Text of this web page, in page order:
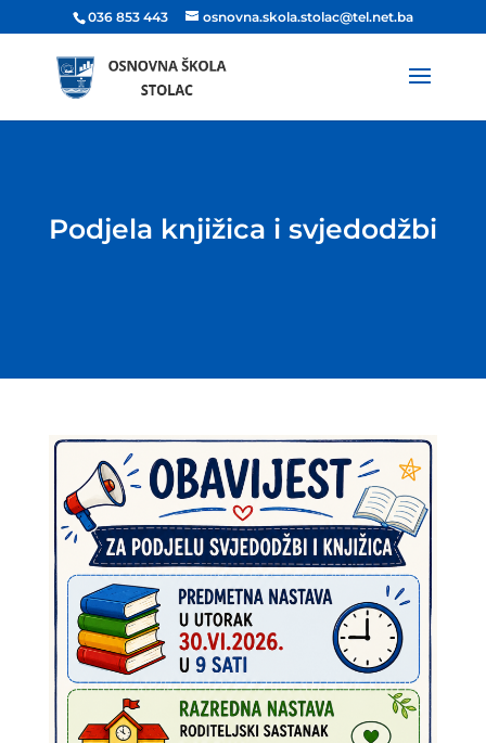
036 853 443 osnovna.skola.stolac@tel.net.ba
Podjela knjižica i svjedodžbi